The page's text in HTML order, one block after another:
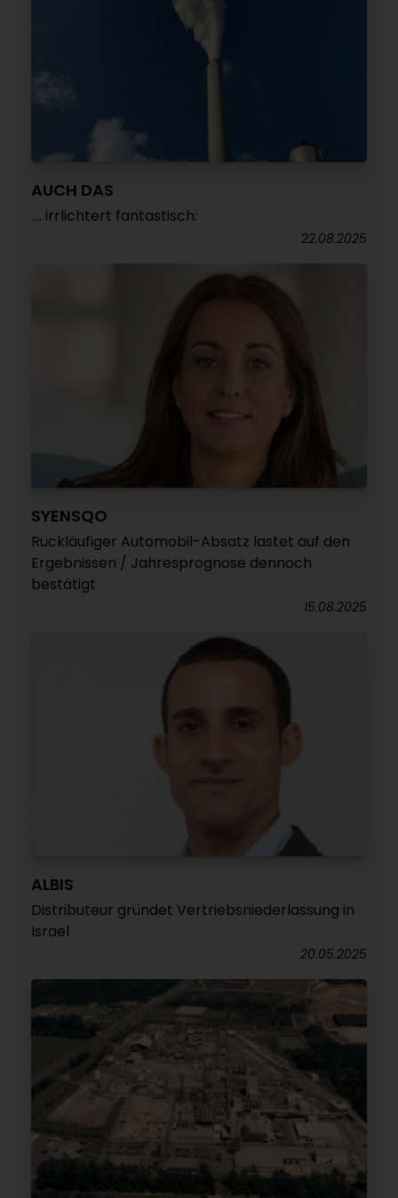
AUCH DAS
.... irrlichtert fantastisch:
22.08.2025
SYENSQO
Rückläufiger Automobil-Absatz lastet auf den
Ergebnissen / Jahresprognose dennoch
bestätigt
15.08.2025
ALBIS
Distributeur gründet Vertriebsniederlassung in
Israel
20.05.2025